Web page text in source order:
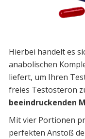
Hierbei handelt es
anabolischen
liefert, um Ihren
freies Testosteron
beeindruckenden
Mit vier Portionen
perfekten Anstoß